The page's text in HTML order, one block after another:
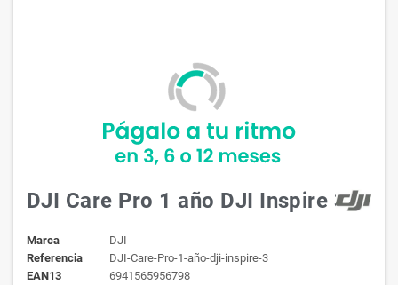
DJI Care Pro 1 año DJI Inspire 3
Marca
DJI
Referencia
DJI-Care-Pro-1-año-dji-inspire-3
EAN13
6941565956798